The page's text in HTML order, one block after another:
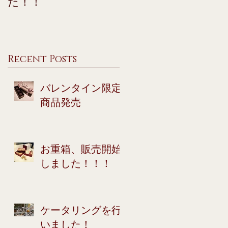
Recent Posts
バレンタイン限定
商品発売
お重箱、販売開始
しました！！！
ケータリングを行
いました！